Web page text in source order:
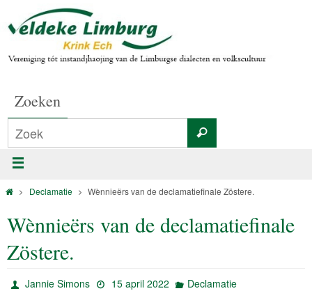
Zoeken
Declamatie Wènnieërs van de declamatiefinale Zöstere.
Wènnieërs van de declamatiefinale
Zöstere.
Jannie Simons 15 april 2022 Declamatie